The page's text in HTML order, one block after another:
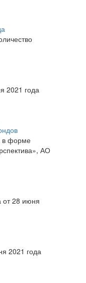
2021 года
в форме
АО
от 28 июня
2021 года